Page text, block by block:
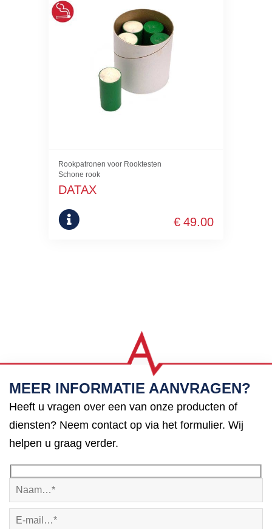
Rookpatronen voor Rooktesten
Schone rook
DATAX
€ 49.00
MEER INFORMATIE AANVRAGEN?
Heeft u vragen over een van onze producten of
diensten? Neem contact op via het formulier. Wij
helpen u graag verder.